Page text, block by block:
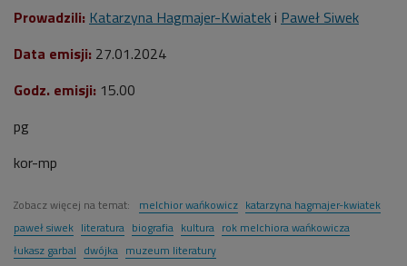
Prowadzili: Katarzyna Hagmajer-Kwiatek i Paweł Siwek
Data emisji: 27.01.2024
Godz. emisji: 15.00
pg
kor-mp
Zobacz więcej na temat: melchior wańkowicz katarzyna hagmajer-kwiatek
paweł siwek literatura biografia kultura rok melchiora wańkowicza
łukasz garbal dwójka muzeum literatury